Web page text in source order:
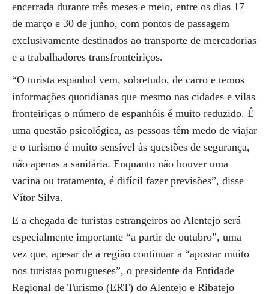
encerrada durante três meses e meio, entre os dias 17
de março e 30 de junho, com pontos de passagem
exclusivamente destinados ao transporte de mercadorias
e a trabalhadores transfronteiriços.
“O turista espanhol vem, sobretudo, de carro e temos
informações quotidianas que mesmo nas cidades e vilas
fronteiriças o número de espanhóis é muito reduzido. É
uma questão psicológica, as pessoas têm medo de viajar
e o turismo é muito sensível às questões de segurança,
não apenas a sanitária. Enquanto não houver uma
vacina ou tratamento, é difícil fazer previsões”, disse
Vítor Silva.
E a chegada de turistas estrangeiros ao Alentejo será
especialmente importante “a partir de outubro”, uma
vez que, apesar de a região continuar a “apostar muito
nos turistas portugueses”, o presidente da Entidade
Regional de Turismo (ERT) do Alentejo e Ribatejo